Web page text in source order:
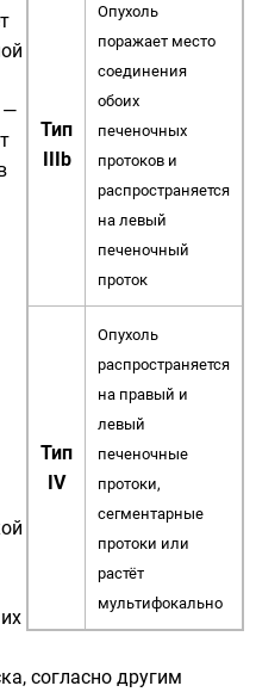
Тип
IIIb
Опухоль
поражает место
соединения
обоих
печеночных
протоков и
распространяется
на левый
печеночный
проток
Тип
IV
Опухоль
распространяется
на правый и
левый
печеночные
протоки,
сегментарные
протоки или
растёт
мультифокально
—
согласно другим